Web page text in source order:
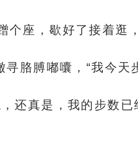
座，歇好了接着逛
胳膊嘟囔，“我今天
还真是，我的步数已